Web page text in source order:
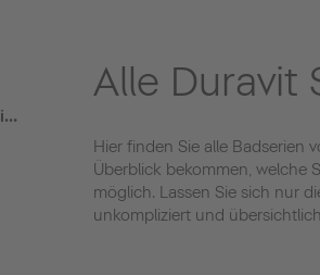
Alle Duravit Serien in der Übersicht
Alle Duravit
Hier finden Sie alle Badserien
Überblick bekommen, welche
möglich. Lassen Sie sich nur
unkompliziert und